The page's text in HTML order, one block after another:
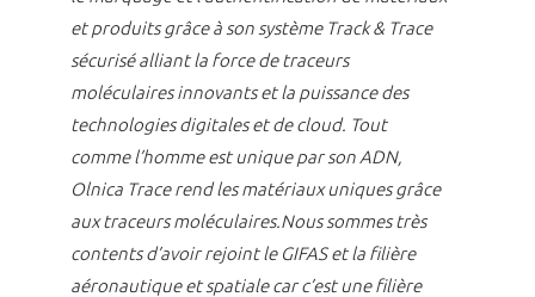
et produits grâce à son système Track & Trace
sécurisé alliant la force de traceurs
moléculaires innovants et la puissance des
technologies digitales et de cloud. Tout
comme l’homme est unique par son ADN,
Olnica Trace rend les matériaux uniques grâce
aux traceurs moléculaires.Nous sommes très
contents d’avoir rejoint le GIFAS et la filière
aéronautique et spatiale car c’est une filière